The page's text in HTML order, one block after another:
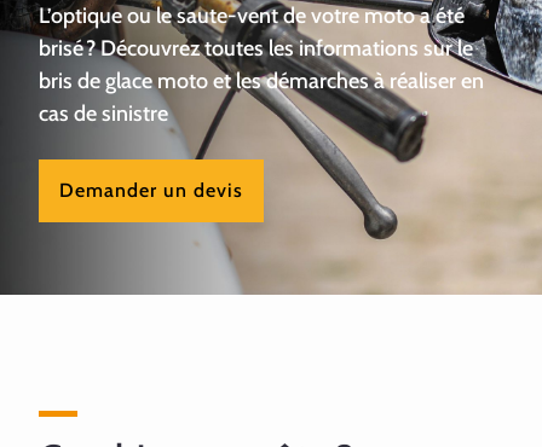
L’optique ou le saute-vent de votre moto a été
brisé ? Découvrez toutes les informations sur le
bris de glace moto et les démarches à réaliser en
cas de sinistre
Demander un devis